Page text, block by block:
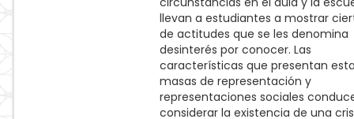
llevan a estudiantes a mostrar
de actitudes que se les denomina
desinterés por conocer. Las
características que presentan
masas de representación y
representaciones sociales
considerar la existencia de una